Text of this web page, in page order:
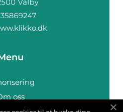
oss